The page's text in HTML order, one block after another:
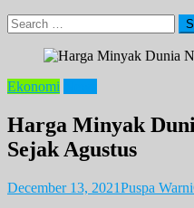
Search
for:
Ekonomi
Harga Minyak
Sejak Agustus
December 13, 2021Puspa Warni